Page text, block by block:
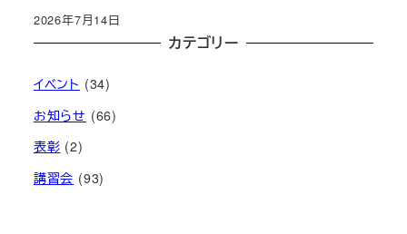
2026年7月14日
カテゴリー
イベント (34)
お知らせ (66)
表彰 (2)
講習会 (93)